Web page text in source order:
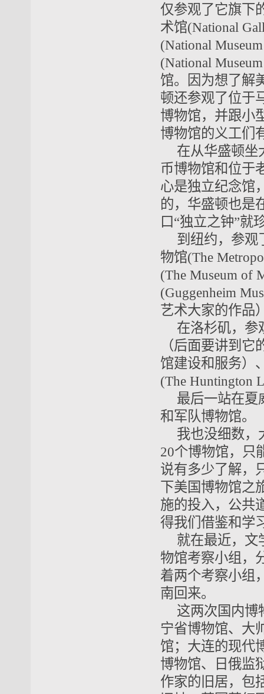
仅参观了它旗下
术馆(National
(National
(National
馆。因为想了解
顿还参观了位于
博物馆，并跟小
博物馆的义工们
在从华盛顿坐
币博物馆和位于
心是独立纪念馆
的，华盛顿也是
口“独立之钟”就
到纽约，参观
物馆(The
(The Museum of
(Guggenheim
艺术大家的作品
在洛杉矶，参
（后面要讲到
馆建设和服务）
(The Huntington
最后一站在夏
和军队博物馆。
我也没细数，
20个博物馆，只
说有多少了解，
下美国博物馆之
施的投入，公共
得我们借鉴和学
就在最近，文
物馆考察小组，
着两个考察小组
南回来。
这两次国内博
宁省博物馆、大
馆；大连的现代
博物馆、日俄监
作家的旧居，包